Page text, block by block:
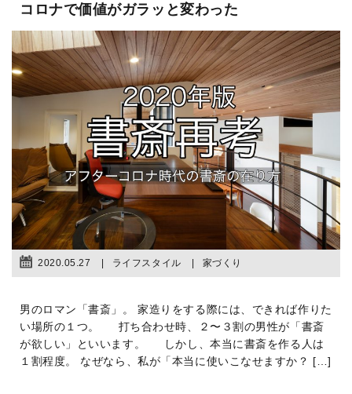
コロナで価値がガラッと変わった
2020.05.27 ライフスタイル 家づくり
男のロマン「書斎」。 家造りをする際には、できれば作りた
い場所の１つ。 打ち合わせ時、２〜３割の男性が「書斎
が欲しい」といいます。 しかし、本当に書斎を作る人は
１割程度。 なぜなら、私が「本当に使いこなせますか？ […]